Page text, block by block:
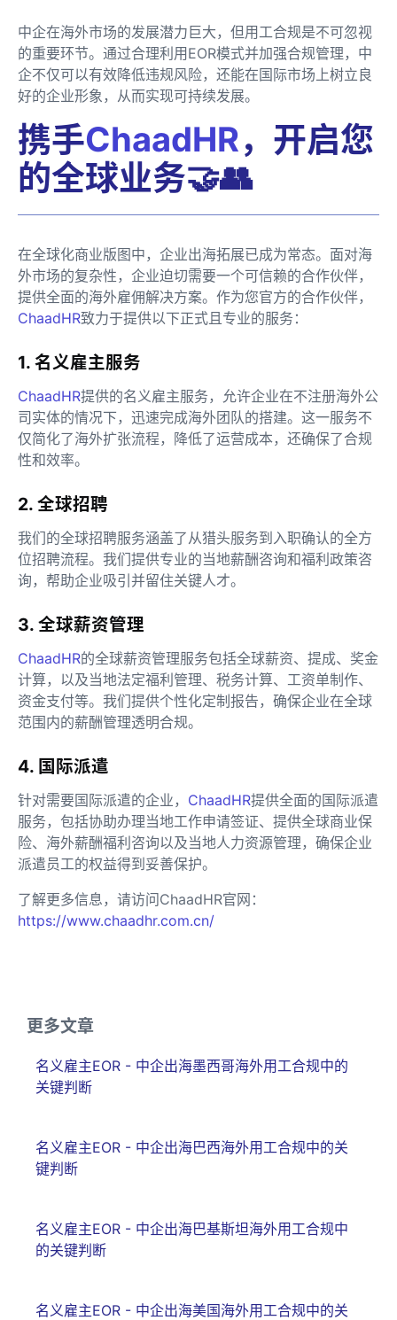
中企在海外市场的发展潜力巨大，但用工合规是不可忽视
的重要环节。通过合理利用EOR模式并加强合规管理，中
企不仅可以有效降低违规风险，还能在国际市场上树立良
好的企业形象，从而实现可持续发展。
携手ChaadHR，开启您
的全球业务🤝👥
在全球化商业版图中，企业出海拓展已成为常态。面对海
外市场的复杂性，企业迫切需要一个可信赖的合作伙伴，
提供全面的海外雇佣解决方案。作为您官方的合作伙伴，
ChaadHR致力于提供以下正式且专业的服务：
1. 名义雇主服务
ChaadHR提供的名义雇主服务，允许企业在不注册海外公
司实体的情况下，迅速完成海外团队的搭建。这一服务不
仅简化了海外扩张流程，降低了运营成本，还确保了合规
性和效率。
2. 全球招聘
我们的全球招聘服务涵盖了从猎头服务到入职确认的全方
位招聘流程。我们提供专业的当地薪酬咨询和福利政策咨
询，帮助企业吸引并留住关键人才。
3. 全球薪资管理
ChaadHR的全球薪资管理服务包括全球薪资、提成、奖金
计算，以及当地法定福利管理、税务计算、工资单制作、
资金支付等。我们提供个性化定制报告，确保企业在全球
范围内的薪酬管理透明合规。
4. 国际派遣
针对需要国际派遣的企业， ChaadHR提供全面的国际派遣
服务，包括协助办理当地工作申请签证、提供全球商业保
险、海外薪酬福利咨询以及当地人力资源管理，确保企业
派遣员工的权益得到妥善保护。
了解更多信息，请访问ChaadHR官网：
https://www.chaadhr.com.cn/
更多文章
名义雇主EOR - 中企出海墨西哥海外用工合规中的
关键判断
名义雇主EOR - 中企出海巴西海外用工合规中的关
键判断
名义雇主EOR - 中企出海巴基斯坦海外用工合规中
的关键判断
名义雇主EOR - 中企出海美国海外用工合规中的关